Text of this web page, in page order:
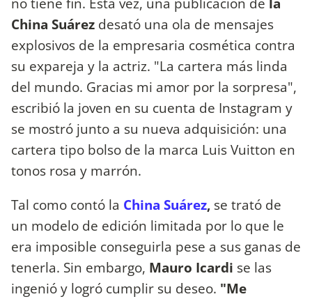
China Suárez desató una ola de mensajes
explosivos de la empresaria cosmética contra
su expareja y la actriz. "La cartera más linda
del mundo. Gracias mi amor por la sorpresa",
escribió la joven en su cuenta de Instagram y
se mostró junto a su nueva adquisición: una
cartera tipo bolso de la marca Luis Vuitton en
tonos rosa y marrón.
Tal como contó la China Suárez, se trató de
un modelo de edición limitada por lo que le
era imposible conseguirla pese a sus ganas de
tenerla. Sin embargo, Mauro Icardi se las
ingenió y logró cumplir su deseo. "Me